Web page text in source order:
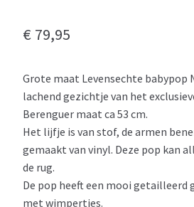
€ 79,95
Grote maat Levensechte babypop
lachend gezichtje van het
Berenguer maat ca 53 cm.
Het lijfje is van stof, de armen
gemaakt van vinyl. Deze pop kan
de rug.
De pop heeft een mooi getailleerd
met wimpertjes.